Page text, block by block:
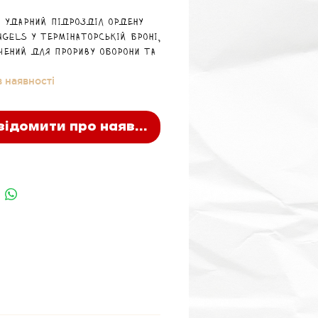
ударний підрозділ ордену
у термінаторській броні,
для прориву оборони та
бою.
про наявність